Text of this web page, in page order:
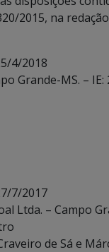
2015, na
4/2018
Grande-MS. –
7/2017
Ltda. – Campo
de Sá e